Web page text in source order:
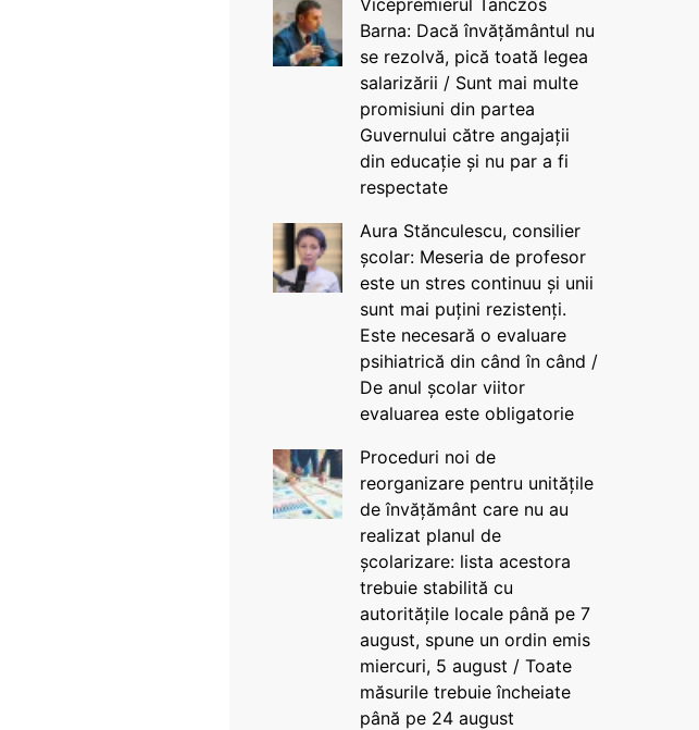
Vicepremierul Tanczos
Barna: Dacă învățământul nu
se rezolvă, pică toată legea
salarizării / Sunt mai multe
promisiuni din partea
Guvernului către angajații
din educație și nu par a fi
respectate
Aura Stănculescu, consilier
școlar: Meseria de profesor
este un stres continuu și unii
sunt mai puțini rezistenți.
Este necesară o evaluare
psihiatrică din când în când /
De anul școlar viitor
evaluarea este obligatorie
Proceduri noi de
reorganizare pentru unitățile
de învățământ care nu au
realizat planul de
școlarizare: lista acestora
trebuie stabilită cu
autoritățile locale până pe 7
august, spune un ordin emis
miercuri, 5 august / Toate
măsurile trebuie încheiate
până pe 24 august